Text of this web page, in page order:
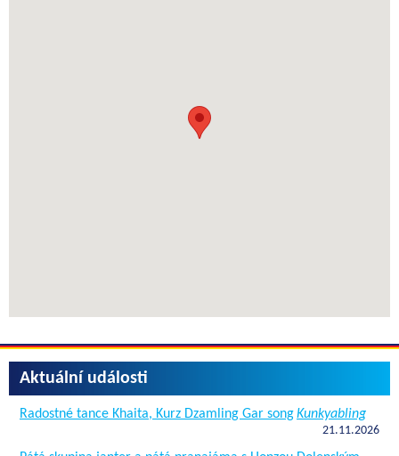
Aktuální události
Radostné tance Khaita, Kurz Dzamling Gar songKunkyabling
21.11.2026